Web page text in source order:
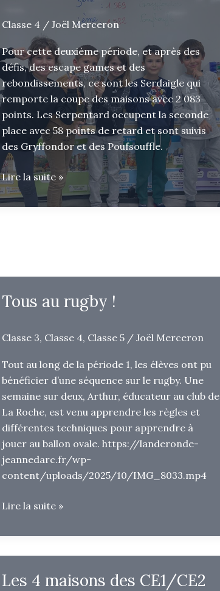
Classe 4/ Joël Merceron
Pour cette deuxième période, et après des
défis, des escape games et des
rebondissements, ce sont les Serdaigle qui
remporte la coupe des maisons avec 2 083
points. Les Serpentard occupent la seconde
place avec 58 points de retard et sont suivis
des Gryffondor et des Poufsouffle.
2ème
coupe
des
Lire la suite »
Tous au rugby !
Classe 3, Classe 4, Classe 5/ Joël Merceron
Tout au long de la période 1, les élèves ont pu
bénéficier d’une séquence sur le rugby. Une
semaine sur deux, Arthur, éducateur au club de
La Roche, est venu apprendre les règles et
différentes techniques pour apprendre à
jouer au ballon ovale. https://landeronde-
jeannedarc.fr/wp-
content/uploads/2025/10/IMG_8033.mp4
Tous
rugby
!
Lire la suite »
Les 4 maisons des CE1/CE2